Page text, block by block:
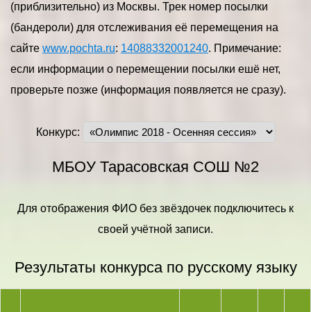
(приблизительно) из Москвы. Трек номер посылки
(бандероли) для отслеживания её перемещения на
сайте www.pochta.ru: 14088332001240. Примечание:
если информации о перемещении посылки ешё нет,
проверьте позже (информация появляется не сразу).
Конкурс:
МБОУ Тарасовская СОШ №2
Для отображения ФИО без звёздочек подключитесь к
своей учётной записи.
Результаты конкурса по русскому языку